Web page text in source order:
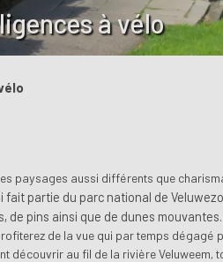
à vélo
paysages aussi différents que
fait partie du parc national de
de pins ainsi que de dunes
de la vue qui par temps dégagé
découvrir au fil de la rivière Veluweem,